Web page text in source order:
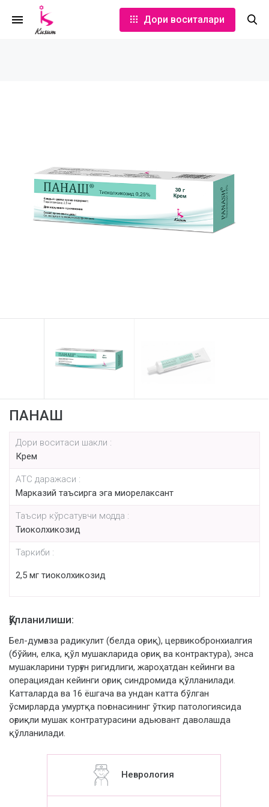
Дори воситалари
ПАНАШ
Дори воситаси шакли :
Крем
AТС даражаси :
Марказий таъсирга эга миорелаксант
Таъсир кўрсатувчи модда :
Тиоколхикозид
Таркиби :
2,5 мг тиоколхикозид
Қўлланилиши:
Бел-думғаза радикулит (белда оғриқ), цервикобронхиалгия
(бўйин, елка, қўл мушакларида оғриқ ва контрактура), энса
мушакларини турғун ригидлиги, жароҳатдан кейинги ва
операциядан кейинги оғриқ синдромида қўлланилади.
Катталарда ва 16 ёшгача ва ундан катта бўлган
ўсмирларда умуртқа поғонасининг ўткир патологиясида
оғриқли мушак контратурасини адьювант даволашда
қўлланилади.
Неврология